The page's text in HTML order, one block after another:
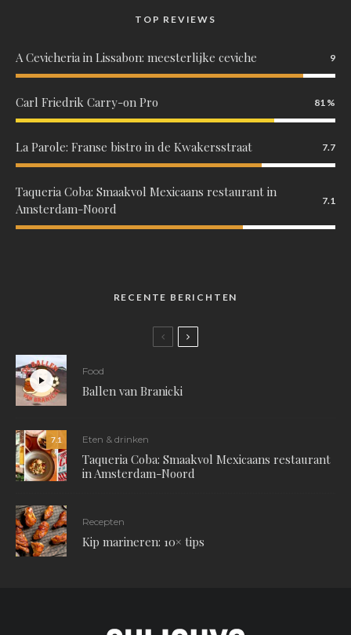
TOP REVIEWS
A Cevicheria in Lissabon: meesterlijke ceviche 9
Carl Friedrik Carry-on Pro 81
La Parole: Franse bistro in de Kwakersstraat 7.7
Taqueria Coba: Smaakvol Mexicaans restaurant in
Amsterdam-Noord
7.1
RECENTE BERICHTEN
Food
Ballen van Branicki
7.1 Eten & drinken
Taqueria Coba: Smaakvol Mexicaans restaurant
in Amsterdam-Noord
Recepten
Kip marineren: 10× tips